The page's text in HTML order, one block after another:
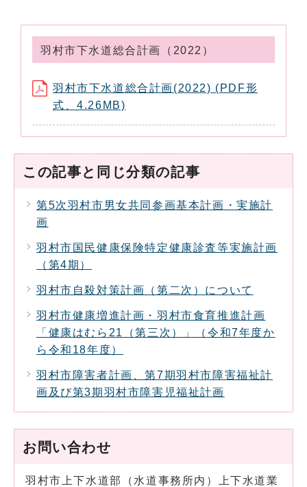
羽村市下水道総合計画（2022）
羽村市下水道総合計画(2022) (PDF形
式、4.26MB)
この記事と同じ分類の記事
第5次羽村市男女共同参画基本計画・実施計
画
羽村市国民健康保険特定健康診査等実施計画
（第4期）
羽村市自殺対策計画（第二次）について
羽村市健康増進計画・羽村市食育推進計画
「健康はむら21（第三次）」（令和7年度か
ら令和18年度）
羽村市障害者計画、第7期羽村市障害福祉計
画及び第3期羽村市障害児福祉計画
お問い合わせ
羽村市上下水道部（水道事務所内）上下水道業